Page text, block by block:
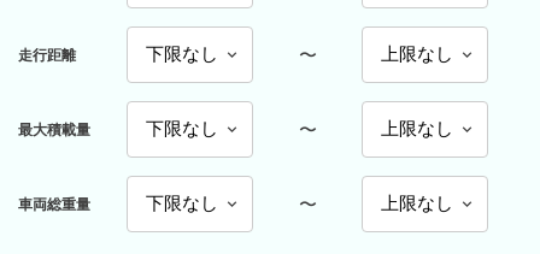
走行距離 〜
最大積載量 〜
車両総重量 〜